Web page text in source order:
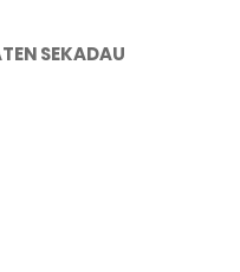
SEKADAU